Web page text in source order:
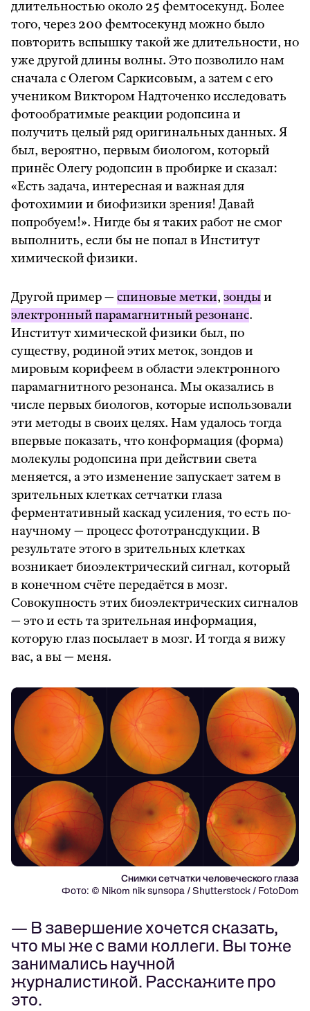
длительностью около 25 фемтосекунд. Более
того, через 200 фемтосекунд можно было
повторить вспышку такой же длительности, но
уже другой длины волны. Это позволило нам
сначала с Олегом Саркисовым, а затем с его
учеником Виктором Надточенко исследовать
фотообратимые реакции родопсина и
получить целый ряд оригинальных данных. Я
был, вероятно, первым биологом, который
принёс Олегу родопсин в пробирке и сказал:
«Есть задача, интересная и важная для
фотохимии и биофизики зрения! Давай
попробуем!». Нигде бы я таких работ не смог
выполнить, если бы не попал в Институт
химической физики.
Другой пример —спиновые метки, зондыи
электронный парамагнитный резонанс.
Институт химической физики был, по
существу, родиной этих меток, зондов и
мировым корифеем в области электронного
парамагнитного резонанса. Мы оказались в
числе первых биологов, которые использовали
эти методы в своих целях. Нам удалось тогда
впервые показать, что конформация (форма)
молекулы родопсина при действии света
меняется, а это изменение запускает затем в
зрительных клетках сетчатки глаза
ферментативный каскад усиления, то есть по-
научному — процесс фототрансдукции. В
результате этого в зрительных клетках
возникает биоэлектрический сигнал, который
в конечном счёте передаётся в мозг.
Совокупность этих биоэлектрических сигналов
— это и есть та зрительная информация,
которую глаз посылает в мозг. И тогда я вижу
вас, а вы — меня.
Снимки сетчатки человеческого глаза
Фото: © Nikom nik sunsopa / Shutterstock / FotoDom
— В завершение хочется сказать,
что мы же с вами коллеги. Вы тоже
занимались научной
журналистикой. Расскажите про
это.